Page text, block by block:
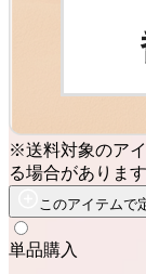
※送料対象のア
る場合があります
このアイテムで
単品購入